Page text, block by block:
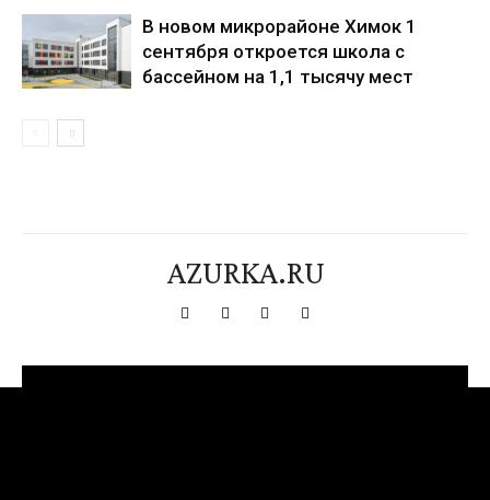
В новом микрорайоне Химок 1
сентября откроется школа с
бассейном на 1,1 тысячу мест
AZURKA.RU